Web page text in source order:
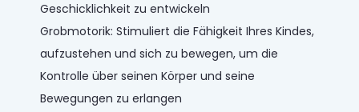
Geschicklichkeit zu entwickeln
Grobmotorik: Stimuliert die Fähigkeit Ihres Kindes,
aufzustehen und sich zu bewegen, um die
Kontrolle über seinen Körper und seine
Bewegungen zu erlangen